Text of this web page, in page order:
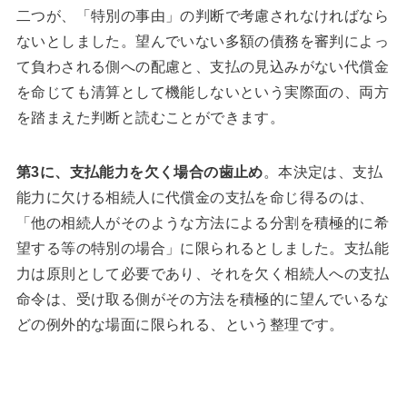
二つが、「特別の事由」の判断で考慮されなければなら
ないとしました。望んでいない多額の債務を審判によっ
て負わされる側への配慮と、支払の見込みがない代償金
を命じても清算として機能しないという実際面の、両方
を踏まえた判断と読むことができます。
第3に、支払能力を欠く場合の歯止め。本決定は、支払
能力に欠ける相続人に代償金の支払を命じ得るのは、
「他の相続人がそのような方法による分割を積極的に希
望する等の特別の場合」に限られるとしました。支払能
力は原則として必要であり、それを欠く相続人への支払
命令は、受け取る側がその方法を積極的に望んでいるな
どの例外的な場面に限られる、という整理です。